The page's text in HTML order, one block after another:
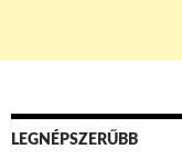
LEGNÉPSZERŰBB